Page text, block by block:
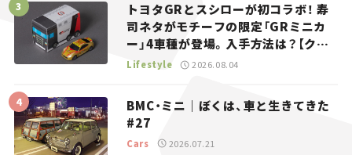
トヨタGRとスシローが初コラボ！ 寿
司ネタがモチーフの限定「GRミニカ
ー」4車種が登場。入手方法は？【クル
マとホビー】
Lifestyle 2026.08.04
BMC・ミニ｜ぼくは、車と生きてきた
#27
Cars 2026.07.21